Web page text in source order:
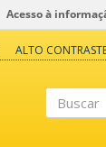
Acesso à
ALTO